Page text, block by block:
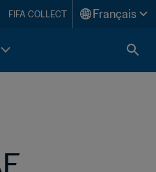
FIFA COLLECT Français